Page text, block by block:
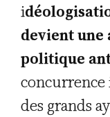
i
devient une
politique
concurrence
des grands